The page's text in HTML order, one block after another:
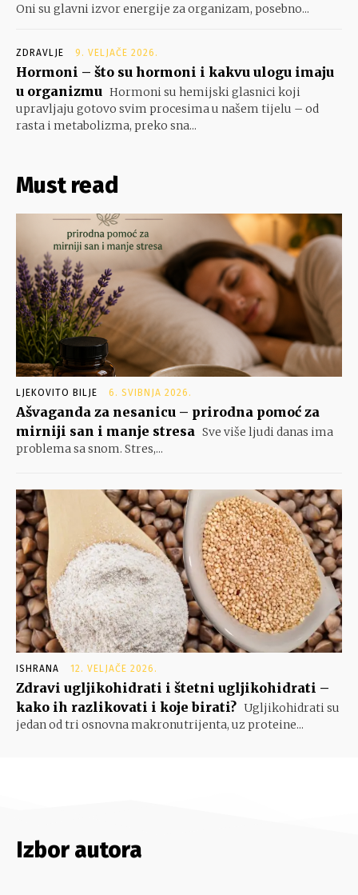
Oni su glavni izvor energije za organizam, posebno...
ZDRAVLJE 9. VELJAČE 2026.
Hormoni – što su hormoni i kakvu ulogu imaju
u organizmu Hormoni su hemijski glasnici koji
upravljaju gotovo svim procesima u našem tijelu – od
rasta i metabolizma, preko sna...
Must read
LJEKOVITO BILJE 6. SVIBNJA 2026.
Ašvaganda za nesanicu – prirodna pomoć za
mirniji san i manje stresa Sve više ljudi danas ima
problema sa snom. Stres,...
ISHRANA 12. VELJAČE 2026.
Zdravi ugljikohidrati i štetni ugljikohidrati –
kako ih razlikovati i koje birati? Ugljikohidrati su
jedan od tri osnovna makronutrijenta, uz proteine...
Izbor autora